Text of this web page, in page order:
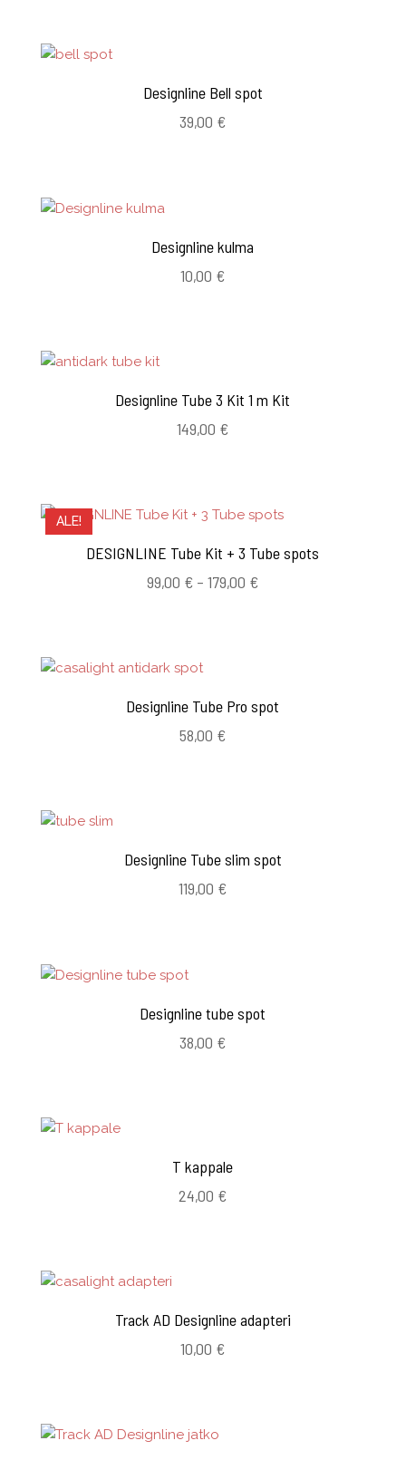
Designline Bell spot
39,00 €
Designline kulma
10,00 €
Designline Tube 3 Kit 1 m Kit
149,00 €
ALE!
DESIGNLINE Tube Kit + 3 Tube spots
99,00 € – 179,00 €Hintaluokka:
Designline Tube Pro spot
58,00 €
Designline Tube slim spot
119,00 €
Designline tube spot
38,00 €
T kappale
24,00 €
Track AD Designline adapteri
10,00 €